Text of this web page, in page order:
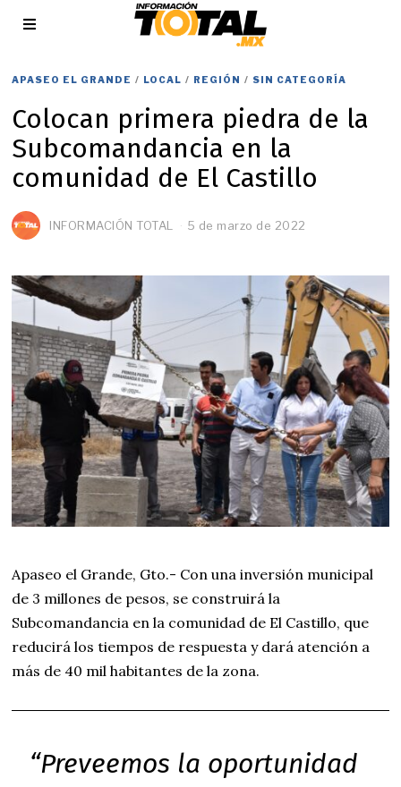
APASEO EL GRANDE / LOCAL / REGIÓN / SIN CATEGORÍA
Colocan primera piedra de la
Subcomandancia en la
comunidad de El Castillo
INFORMACIÓN TOTAL 5 de marzo de 2022
m
a
y
o
d
e
2
0
2
2
Apaseo el Grande, Gto.- Con una inversión municipal
de 3 millones de pesos, se construirá la
Subcomandancia en la comunidad de El Castillo, que
reducirá los tiempos de respuesta y dará atención a
más de 40 mil habitantes de la zona.
“Preveemos la oportunidad